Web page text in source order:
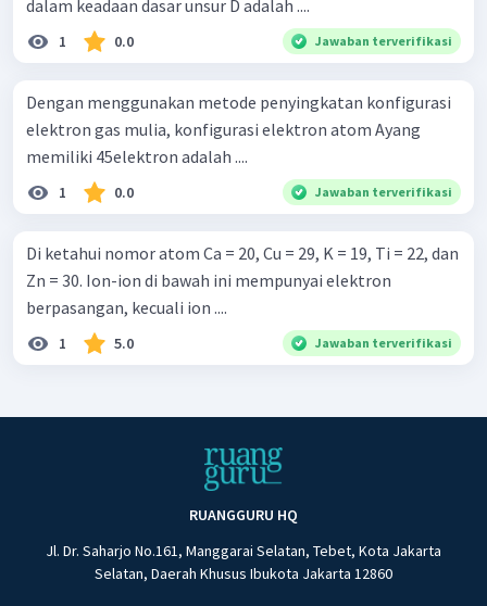
dalam keadaan dasar unsur D adalah ....
1 0.0 Jawaban terverifikasi
Dengan menggunakan metode penyingkatan konfigurasi
elektron gas mulia, konfigurasi elektron atom Ayang
memiliki 45elektron adalah ....
1 0.0 Jawaban terverifikasi
Di ketahui nomor atom Ca = 20, Cu = 29, K = 19, Ti = 22, dan
Zn = 30. Ion-ion di bawah ini mempunyai elektron
berpasangan, kecuali ion ....
1 5.0 Jawaban terverifikasi
RUANGGURU HQ
Jl. Dr. Saharjo No.161, Manggarai Selatan, Tebet, Kota Jakarta
Selatan, Daerah Khusus Ibukota Jakarta 12860